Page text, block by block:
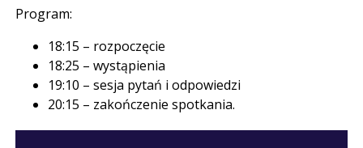
Program:
18:15 – rozpoczęcie
18:25 – wystąpienia
19:10 – sesja pytań i odpowiedzi
20:15 – zakończenie spotkania.